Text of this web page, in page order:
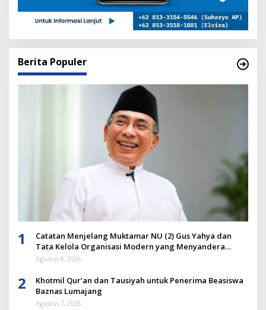
Berita Populer
1
Catatan Menjelang Muktamar NU (2) Gus Yahya dan
Tata Kelola Organisasi Modern yang Menyandera
Dirinya
Agustus 8, 2026
2
Khotmil Qur’an dan Tausiyah untuk Penerima Beasiswa
Baznas Lumajang
Agustus 7, 2026